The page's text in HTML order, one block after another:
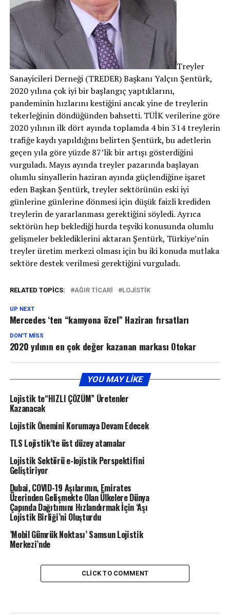
Treyler
Sanayicileri Derneği (TREDER) Başkanı Yalçın Şentürk,
2020 yılına çok iyi bir başlangıç yaptıklarını,
pandeminin hızlarını kestiğini ancak yine de treylerin
tekerleğinin döndüğünden bahsetti. TÜİK verilerine göre
2020 yılının ilk dört ayında toplamda 4 bin 314 treylerin
trafiğe kaydı yapıldığını belirten Şentürk, bu adetlerin
geçen yıla göre yüzde 87’lik bir artışı gösterdiğini
vurguladı. Mayıs ayında treyler pazarında başlayan
olumlu sinyallerin haziran ayında güçlendiğine işaret
eden Başkan Şentürk, treyler sektörünün eski iyi
günlerine günlerine dönmesi için düşük faizli krediden
treylerin de yararlanması gerektiğini söyledi. Ayrıca
sektörün hep beklediği hurda teşviki konusunda olumlu
gelişmeler beklediklerini aktaran Şentürk, Türkiye’nin
treyler üretim merkezi olması için bu iki konuda mutlaka
sektöre destek verilmesi gerektiğini vurguladı.
RELATED TOPICS: AĞIR TICARI LOJISTIK
UP NEXT
Mercedes ‘ten “kamyona özel” Haziran fırsatları
DON'T MISS
2020 yılının en çok değer kazanan markası Otokar
YOU MAY LIKE
Lojistik te“HIZLI ÇÖZÜM” Üretenler
Kazanacak
Lojistik Önemini Korumaya Devam Edecek
TLS Lojistik’te üst düzey atamalar
Lojistik Sektörü e-lojistik Perspektifini
Geliştiriyor
Dubai, COVID-19 Aşılarının, Emirates
Üzerinden Gelişmekte Olan Ülkelere Dünya
Çapında Dağıtımını Hızlandırmak İçin ‘Aşı
Lojistik Birliği’ni Oluşturdu
’Mobil Gümrük Noktası’ Samsun Lojistik
Merkezi’nde
CLICK TO COMMENT